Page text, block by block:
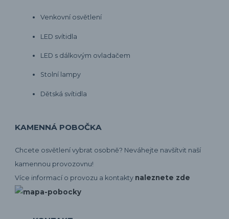
Venkovní osvětlení
LED svítidla
LED s dálkovým ovladačem
Stolní lampy
Dětská svítidla
KAMENNÁ POBOČKA
Chcete osvětlení vybrat osobně? Neváhejte navšítvit naší
kamennou provozovnu!
Více informací o provozu a kontakty naleznete zde